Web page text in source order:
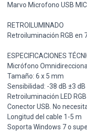
Marvo Microfono USB
RETROILUMINADO
Retroiluminación RGB en
ESPECIFICACIONES
Micrófono
Tamaño: 6 x 5 mm
Sensibilidad: -38 dB ±3 dB
Retroiluminación LED RGB
Conector USB. No
Longitud del cable 1-5 m
Soporta Windows 7 o